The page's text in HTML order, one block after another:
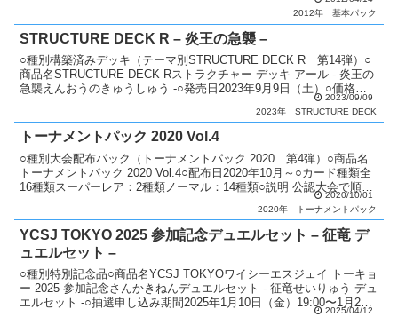
2012年
基本パック
STRUCTURE DECK R – 炎王の急襲 –
○種別構築済みデッキ（テーマ別STRUCTURE DECK R 第14弾）○
商品名STRUCTURE DECK Rストラクチャー デッキ アール - 炎王の
急襲えんおうのきゅうしゅう -○発売日2023年9月9日（土）○価格
2023/09/09
2023年
STRUCTURE DECK
トーナメントパック 2020 Vol.4
○種別大会配布パック（トーナメントパック 2020 第4弾）○商品名
トーナメントパック 2020 Vol.4○配布日2020年10月～○カード種類全
16種類スーパーレア：2種類ノーマル：14種類○説明 公認大会で順位
2020/10/01
2020年
トーナメントパック
YCSJ TOKYO 2025 参加記念デュエルセット – 征竜 デ
ュエルセット –
○種別特別記念品○商品名YCSJ TOKYOワイシーエスジェイ トーキョ
ー 2025 参加記念さんかきねんデュエルセット - 征竜せいりゅう デュ
エルセット -○抽選申し込み期間2025年1月10日（金）19:00〜1月27
2025/04/12